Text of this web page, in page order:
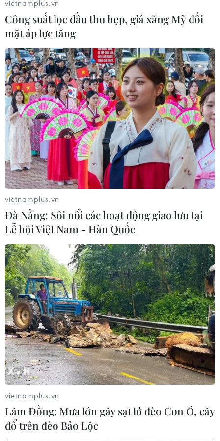
vietnamplus.vn
Công suất lọc dầu thu hẹp, giá xăng Mỹ đối
mặt áp lực tăng
vietnamplus.vn
Đà Nẵng: Sôi nổi các hoạt động giao lưu tại
Lễ hội Việt Nam - Hàn Quốc
vietnamplus.vn
Lâm Đồng: Mưa lớn gây sạt lở đèo Con Ó, cây
đổ trên đèo Bảo Lộc